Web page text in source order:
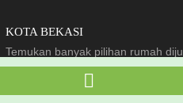
KOTA BEKASI
Temukan banyak pilihan rumah
kondisi baru maupun bekas
lokasi perumahan.